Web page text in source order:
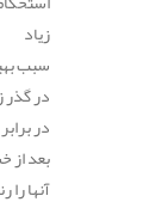
زیاد
سبب
در
در
بعد
آنها